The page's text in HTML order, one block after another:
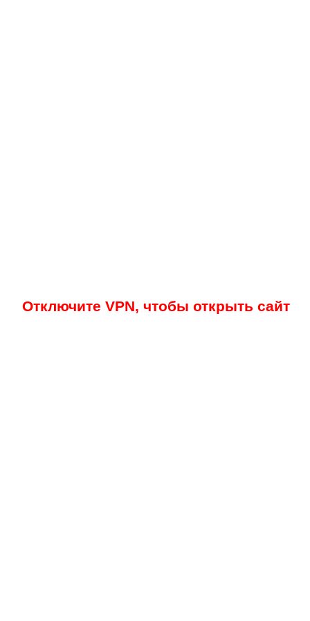
Отключите VPN, чтобы открыть сайт